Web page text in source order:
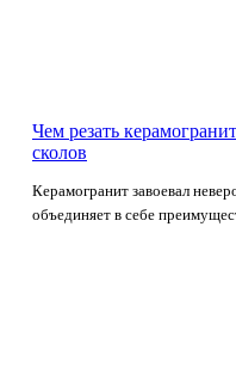
Чем резать
сколов
Керамогранит завоевал
объединяет в себе